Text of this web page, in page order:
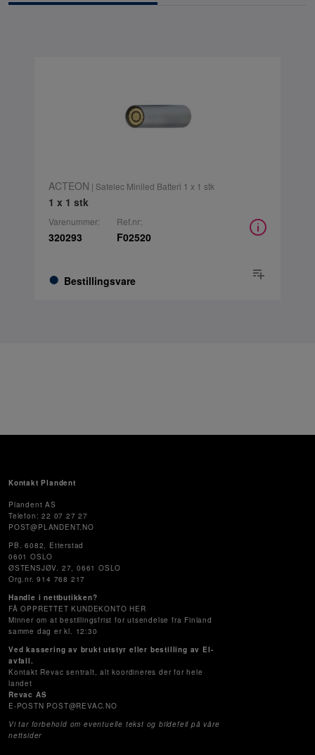
ACTEON | Satelec Miniled Batteri 1 x 1 stk
1 x 1 stk
Varenummer:
320293
Bestillingsvare
Ref.nr:
F02520
Kontakt Plandent
Plandent AS
Telefon: 22 07 27 27
POST@PLANDENT.NO
PB. 6082, Etterstad
0601 OSLO
ØSTENSJØV. 27, 0661 OSLO
Org.nr. 914 768 217
Handle i nettbutikken?
FÅ OPPRETTET KUNDEKONTO HER
Minner om at bestillingsfrist for utsendelse fra Finland
samme dag er kl. 12:30
Ved kassering av brukt utstyr eller bestilling av El-
avfall.
Kontakt Revac sentralt, alt koordineres der for hele
landet
Revac AS
E-POSTN POST@REVAC.NO
Vi tar forbehold om eventuelle tekst og bildefeil på våre
nettsider